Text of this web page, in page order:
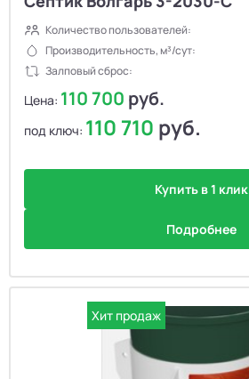
Количество пользователей:
Производительность, м³/сут:
Залповый сброс:
Цена: 110 700 руб.
под ключ: 110 710 руб.
Купить в 1 клик
Подробнее
Хит продаж